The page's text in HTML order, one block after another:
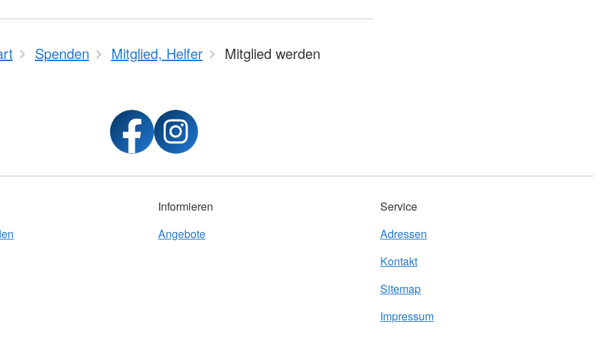
Spenden Mitglied, Helfer Mitglied werden
Informieren
Angebote
Service
Adressen
Kontakt
Sitemap
Impressum